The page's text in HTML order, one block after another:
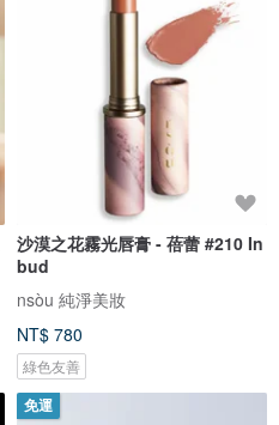
沙漠之花霧光唇膏 - 蓓蕾 #210 In
bud
nsòu 純淨美妝
NT$ 780
綠色友善
免運